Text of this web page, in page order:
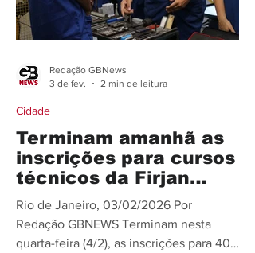
insc
Terminam amanhã as
inscrições para cursos
técnicos da Firjan
SENAI, em Friburgo
Rio de Janeiro, 03/02/2026 Por
Redação GBNEWS Terminam nesta
quarta-feira (4/2), as inscrições para 40
Cidade
Redação GBNews
3 de fev.
2 min de leitura